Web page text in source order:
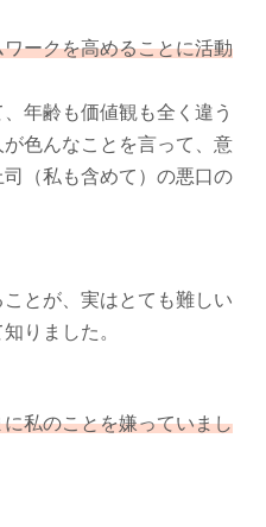
ークを高めることに活動
年齢も価値観も全く違う
色んなことを言って、意
（私も含めて）の悪口の
とが、実はとても難しい
りました。
私のことを嫌っていまし